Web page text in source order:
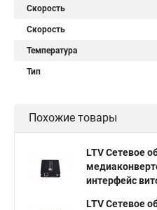
Скорость
Скорость
Температура
Тип
Похожие товары
LTV Сетевое
интерфейс
LTV Сетевое